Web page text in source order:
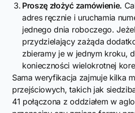
Proszę złożyć zamówienie.
adres ręcznie i uruchamia
jednego dnia roboczego.
przydzielający zażąda
zbieramy je w jednym kroku,
konieczności wielokrotnej
Sama weryfikacja zajmuje kilka
przejściowych, takich jak
41 połączona z oddziałem w